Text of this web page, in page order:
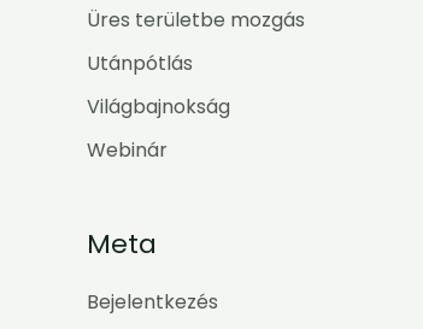
Üres területbe mozgás
Utánpótlás
Világbajnokság
Webinár
Meta
Bejelentkezés